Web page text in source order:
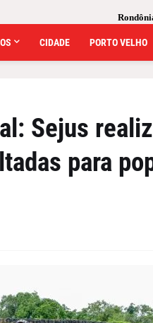
CIDADE PORTO VELHO
Sejus
para